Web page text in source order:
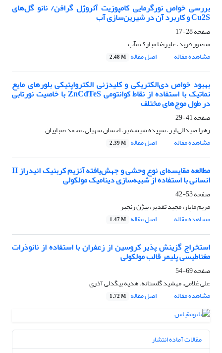
بررسی خواص نورگرمایی کامپوزیت آئروژل گرافن/ نانو گل‌های
Cu2S و کاربرد آن در شیرین‌سازی آب
صفحه28-17
منصور فربد، علیرضا مبارک مآب
مشاهده مقاله
اصل مقاله 2.48 M
بهبود خواص دی‌الکتریکی و کلیدزنی الکترواپتیکی بلورهای مایع
نماتیک با استفاده از نقاط کوانتومی ZnCdTeS با خاصیت نورتابی
در طول موج‌های مختلف
صفحه41-29
زهرا صیدالی لیر، سپیده شیشه بر، احسان سهیلی، محمد صباییان
مشاهده مقاله
اصل مقاله 2.39 M
مطالعه مقایسه‌ای نوع وحشی و جهش‌یافته آنزیم کربنیک انیدراز II
انسانی با استفاده از شبیه‌سازی دینامیک مولکولی
صفحه53-42
مریم ماپار، مجید تقدیر، بیژن رنجبر
مشاهده مقاله
اصل مقاله 1.47 M
استخراج گزینش پذیر کروسین از زعفران با استفاده از نانوذرات
مغناطیسی پلیمر قالب مولکولی
صفحه69-54
علی غلامی، مهشید گلستانه، هدیه بیگدلی آذری
مشاهده مقاله
اصل مقاله 1.72 M
مقالات آماده انتشار